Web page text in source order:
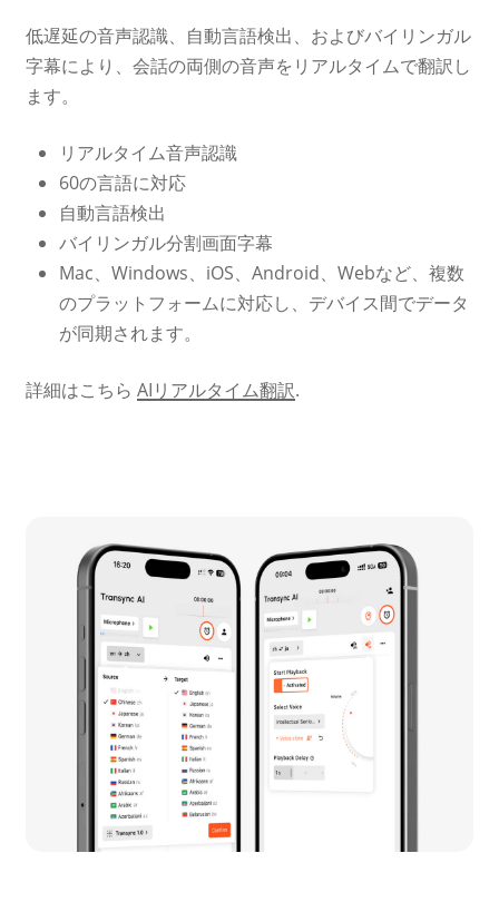
低遅延の音声認識、自動言語検出、およびバイリンガル
字幕により、会話の両側の音声をリアルタイムで翻訳し
ます。
リアルタイム音声認識
60の言語に対応
自動言語検出
バイリンガル分割画面字幕
Mac、Windows、iOS、Android、Webなど、複数
のプラットフォームに対応し、デバイス間でデータ
が同期されます。
詳細はこちら AIリアルタイム翻訳.